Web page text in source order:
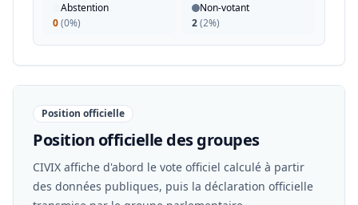
Abstention
0(0%)
Non-votant
2(2%)
Position officielle
Position officielle des groupes
CIVIX affiche d'abord le vote officiel calculé à partir
des données publiques, puis la déclaration officielle